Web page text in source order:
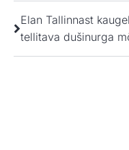
Elan Tallinnast
tellitava dušinurga